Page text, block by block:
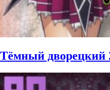
Тёмный дворецкий